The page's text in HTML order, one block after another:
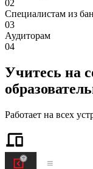
02
Специалистам из
03
Аудиторам
04
Учитесь на
Работает на всех